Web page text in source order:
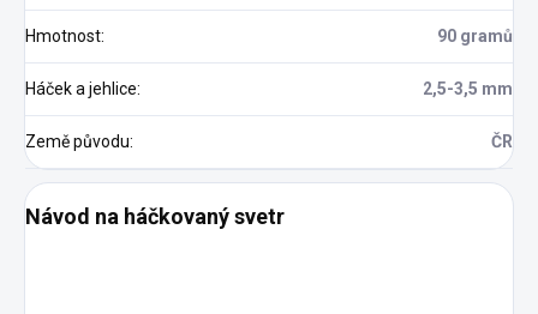
Hmotnost: 90 gramů
Háček a jehlice: 2,5-3,5 mm
Země původu: ČR
Návod na háčkovaný svetr